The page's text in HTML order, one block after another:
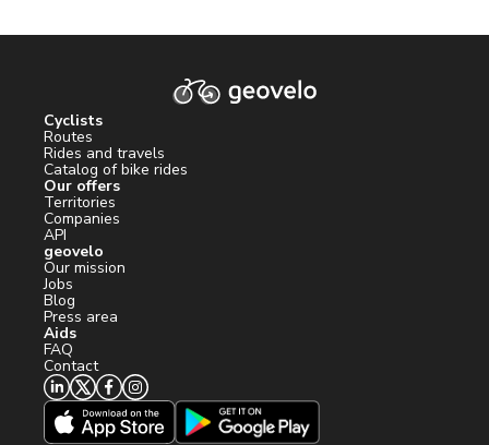
Cyclists
Routes
Rides and travels
Catalog of bike rides
Our offers
Territories
Companies
API
geovelo
Our mission
Jobs
Blog
Press area
Aids
FAQ
Contact